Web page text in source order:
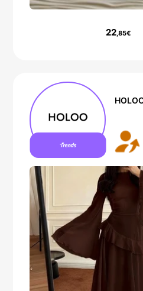
22,85€
7 Neu